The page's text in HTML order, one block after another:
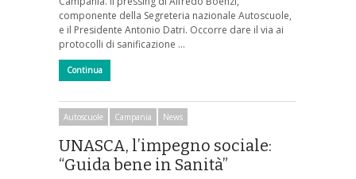
componente della Segreteria nazionale Autoscuole,
e il Presidente Antonio Datri. Occorre dare il via ai
protocolli di sanificazione …
Continua
Autoscuole Campania News
UNASCA, l’impegno sociale:
“Guida bene in Sanità”